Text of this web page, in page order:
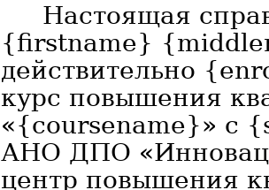
Настоящая
{firstname}
действительно
курс повышения
«{coursename}» с
АНО ДПО
центр повышения